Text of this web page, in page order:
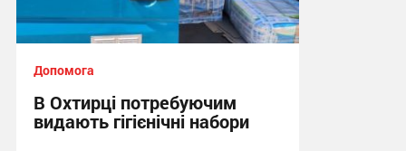
Допомога
В Охтирці потребуючим
видають гігієнічні набори